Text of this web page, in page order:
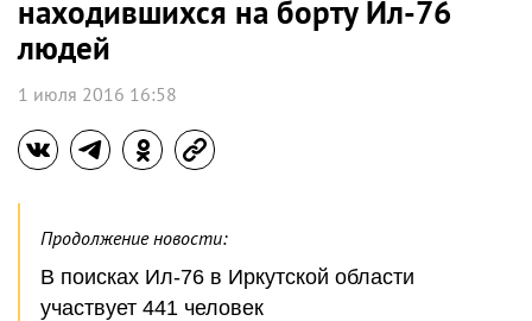
находившихся на борту Ил-76
людей
1 июля 2016 16:58
Продолжение новости:
В поисках Ил-76 в Иркутской области
участвует 441 человек